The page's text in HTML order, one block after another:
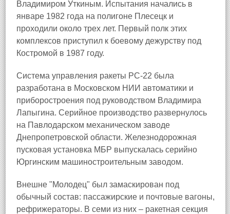
Владимиром Уткиным. Испытания начались в
январе 1982 года на полигоне Плесецк и
проходили около трех лет. Первый полк этих
комплексов приступил к боевому дежурству под
Костромой в 1987 году.
Система управления ракеты РС-22 была
разработана в Московском НИИ автоматики и
приборостроения под руководством Владимира
Лапыгина. Серийное производство развернулось
на Павлодарском механическом заводе
Днепропетровской области. Железнодорожная
пусковая установка МБР выпускалась серийно
Юргинским машиностроительным заводом.
Внешне "Молодец" был замаскирован под
обычный состав: пассажирские и почтовые вагоны,
рефрижераторы. В семи из них – ракетная секция